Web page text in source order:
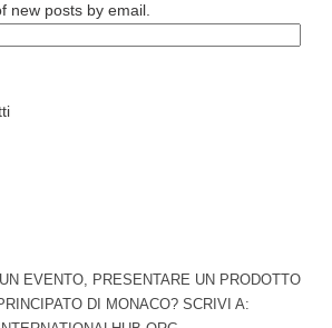
new posts by email.
EVENTO, PRESENTARE UN PRODOTTO
DI MONACO? SCRIVI A: